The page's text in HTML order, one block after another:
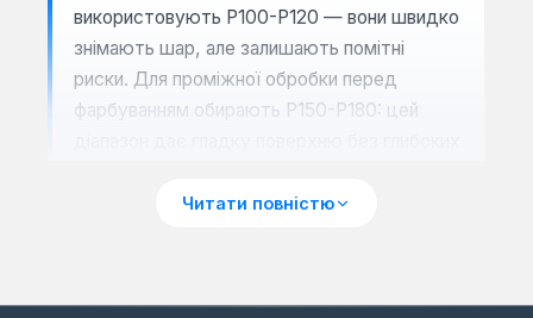
використовують Р100-Р120 — вони швидко
знімають шар, але залишають помітні
риски. Для проміжної обробки перед
фарбуванням обирають Р150-Р180: цей
лаку або фарби виконують зернистістю
Читати повністю